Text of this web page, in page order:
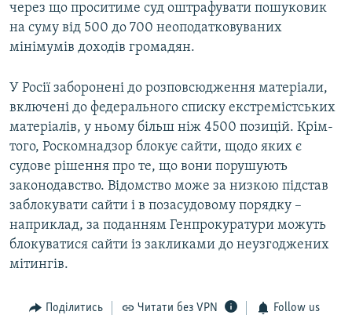
через що проситиме суд оштрафувати пошуковик
на суму від 500 до 700 неоподатковуваних
мінімумів доходів громадян.
У Росії заборонені до розповсюдження матеріали,
включені до федерального списку екстремістських
матеріалів, у ньому більш ніж 4500 позицій. Крім-
того, Роскомнадзор блокує сайти, щодо яких є
судове рішення про те, що вони порушують
законодавство. Відомство може за низкою підстав
заблокувати сайти і в позасудовому порядку –
наприклад, за поданням Генпрокуратури можуть
блокуватися сайти із закликами до неузгоджених
мітингів.
Поділитись Читати без VPN Follow us